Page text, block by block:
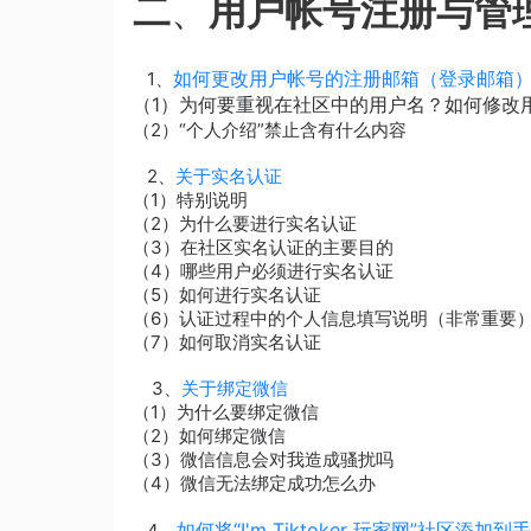
二、 用户帐号注册与管
1、 如何更改用户帐号的注册邮箱（登录邮箱）
（1）为何要重视在社区中的用户名？如何修改
（2）“个人介绍”禁止含有什么内容
2、 关于实名认证
（1）特别说明
（2）为什么要进行实名认证
（3）在社区实名认证的主要目的
（4）哪些用户必须进行实名认证
（5）如何进行实名认证
（6）认证过程中的个人信息填写说明（非常重要）
（7）如何取消实名认证
3、 关于绑定微信
（1）为什么要绑定微信
（2）如何绑定微信
（3）微信信息会对我造成骚扰吗
（4）微信无法绑定成功怎么办